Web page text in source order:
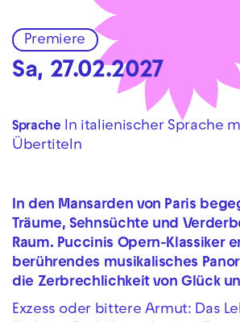
Premiere
Sa, 27.02.2027
Sprache In italienischer Sprache
Übertiteln
In den Mansarden von Paris
Träume, Sehnsüchte und
Raum. Puccinis Opern-Klassiker
berührendes musikalisches
die Zerbrechlichkeit von Glück
Exzess oder bittere Armut: Das